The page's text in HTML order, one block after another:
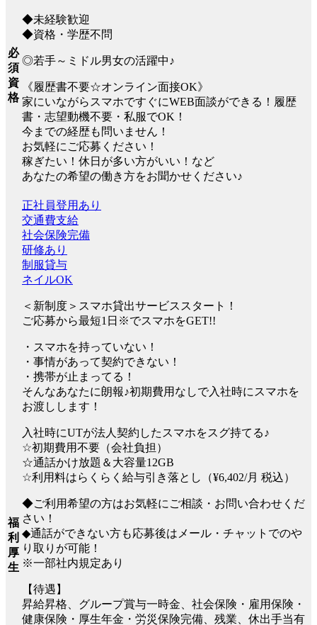
必
須
資
格
◆未経験歓迎
◆資格・学歴不問
◎若手～ミドル男女の活躍中♪
《履歴書不要☆オンライン面接OK》
家にいながらスマホですぐにWEB面談ができる！履歴
書・志望動機不要・私服でOK！
今までの経歴も問いません！
お気軽にご応募ください！
稼ぎたい！休日が多い方がいい！など
あなたの希望の働き方をお聞かせください♪
福
利
厚
生
正社員登用あり
交通費支給
社会保険完備
研修あり
制服貸与
ネイルOK
＜新制度＞スマホ貸出サービススタート！
ご応募から最短1日※でスマホをGET!!
・スマホを持っていない！
・事情があって契約できない！
・携帯が止まってる！
そんなあなたに朗報♪初期費用なしで入社時にスマホを
お渡しします！
入社時にUTが法人契約したスマホをスグ持てる♪
☆初期費用不要（会社負担）
☆通話かけ放題＆大容量12GB
☆利用料はらくらく給与引き落とし（¥6,402/月 税込）
◆ご利用希望の方はお気軽にご相談・お問い合わせくだ
さい！
◆通話ができない方も応募後はメール・チャットでのや
り取りが可能！
※一部社内規定あり
【待遇】
昇給昇格、グループ賞与一時金、社会保険・雇用保険・
健康保険・厚生年金・労災保険完備、残業、休出手当有